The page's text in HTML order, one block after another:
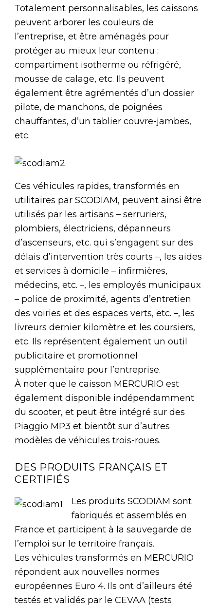
Totalement personnalisables, les caissons
peuvent arborer les couleurs de
l’entreprise, et être aménagés pour
protéger au mieux leur contenu :
compartiment isotherme ou réfrigéré,
mousse de calage, etc. Ils peuvent
également être agrémentés d’un dossier
pilote, de manchons, de poignées
chauffantes, d’un tablier couvre-jambes,
etc.
Ces véhicules rapides, transformés en
utilitaires par SCODIAM, peuvent ainsi être
utilisés par les artisans – serruriers,
plombiers, électriciens, dépanneurs
d’ascenseurs, etc. qui s’engagent sur des
délais d’intervention très courts –, les aides
et services à domicile – infirmières,
médecins, etc. –, les employés municipaux
– police de proximité, agents d’entretien
des voiries et des espaces verts, etc. –, les
livreurs dernier kilomètre et les coursiers,
etc. Ils représentent également un outil
publicitaire et promotionnel
supplémentaire pour l’entreprise.
À noter que le caisson MERCURIO est
également disponible indépendamment
du scooter, et peut être intégré sur des
Piaggio MP3 et bientôt sur d’autres
modèles de véhicules trois-roues.
DES PRODUITS FRANÇAIS ET
CERTIFIÉS
Les produits SCODIAM sont
fabriqués et assemblés en
France et participent à la sauvegarde de
l’emploi sur le territoire français.
Les véhicules transformés en MERCURIO
répondent aux nouvelles normes
européennes Euro 4. Ils ont d’ailleurs été
testés et validés par le CEVAA (tests